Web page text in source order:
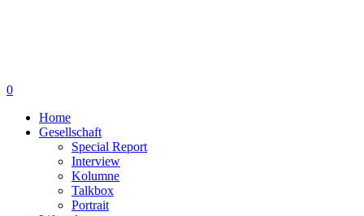
0
Home
Gesellschaft
Special Report
Interview
Kolumne
Talkbox
Portrait